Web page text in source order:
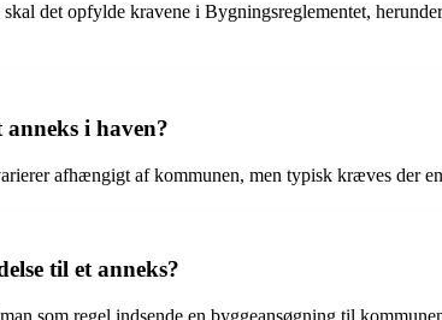
det opfylde kravene i Bygningsreglementet,
i haven?
afhængigt af kommunen, men typisk kræves der
til et anneks?